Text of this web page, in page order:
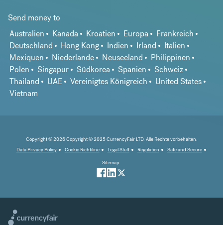
Send money to
Australien
Kanada Kroatien Europa
Frankreich
Deutschland
Hong Kong Indien Irland
Italien
Mexiquen
Niederlande Neuseeland
Philippinen
Polen
Singapur Südkorea Spanien
Schweiz
Thailand
UAE Vereinigtes Königreich
United States
Vietnam
Copyright © 2026 Copyright © 2025 CurrencyFair LTD. Alle Rechte vorbehalten.
Data Privacy Policy
Cookie Richtiline Legal Stuff Regulation
Safe and Secure
Sitemap